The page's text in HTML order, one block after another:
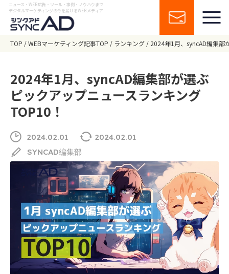
ニュース・WEB広告・ツール・事例・ノウハウまで
デジタルマーケティングの今を届けるWEBメディア
TOP WEBマーケティング記事TOP ランキング 2024年1月、syncAD編集部
2024年1月、syncAD編集部が選ぶ
ピックアップニュースランキング
TOP10！
2024.02.01
2024.02.01
SYNCAD編集部